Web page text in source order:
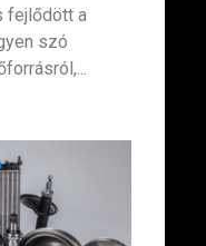
fejlődött a
szó